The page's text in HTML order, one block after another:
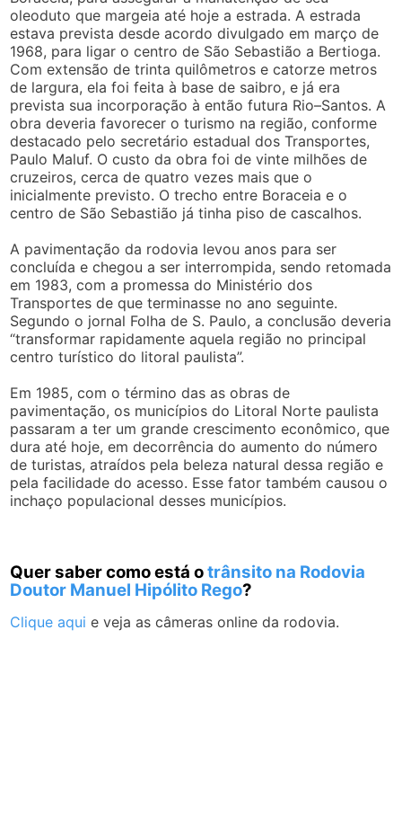
oleoduto que margeia até hoje a estrada. A estrada
estava prevista desde acordo divulgado em março de
1968, para ligar o centro de São Sebastião a Bertioga.
Com extensão de trinta quilômetros e catorze metros
de largura, ela foi feita à base de saibro, e já era
prevista sua incorporação à então futura Rio–Santos. A
obra deveria favorecer o turismo na região, conforme
destacado pelo secretário estadual dos Transportes,
Paulo Maluf. O custo da obra foi de vinte milhões de
cruzeiros, cerca de quatro vezes mais que o
inicialmente previsto. O trecho entre Boraceia e o
centro de São Sebastião já tinha piso de cascalhos.
A pavimentação da rodovia levou anos para ser
concluída e chegou a ser interrompida, sendo retomada
em 1983, com a promessa do Ministério dos
Transportes de que terminasse no ano seguinte.
Segundo o jornal Folha de S. Paulo, a conclusão deveria
“transformar rapidamente aquela região no principal
centro turístico do litoral paulista”.
Em 1985, com o término das as obras de
pavimentação, os municípios do Litoral Norte paulista
passaram a ter um grande crescimento econômico, que
dura até hoje, em decorrência do aumento do número
de turistas, atraídos pela beleza natural dessa região e
pela facilidade do acesso. Esse fator também causou o
inchaço populacional desses municípios.
Quer saber como está otrânsito na Rodovia
Doutor Manuel Hipólito Rego?
Clique aqui e veja as câmeras online da rodovia.